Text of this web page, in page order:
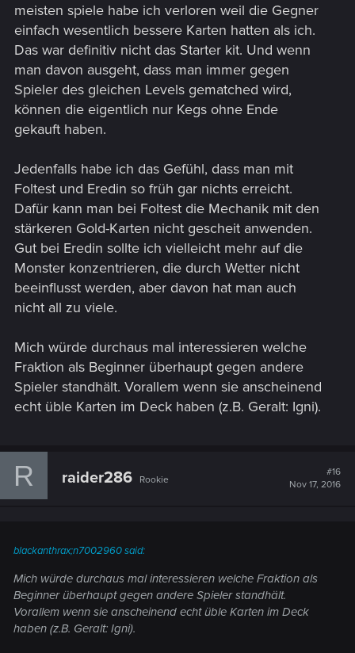
meisten spiele habe ich verloren weil die Gegner
einfach wesentlich bessere Karten hatten als ich.
Das war definitiv nicht das Starter kit. Und wenn
man davon ausgeht, dass man immer gegen
Spieler des gleichen Levels gematched wird,
können die eigentlich nur Kegs ohne Ende
gekauft haben.
Jedenfalls habe ich das Gefühl, dass man mit
Foltest und Eredin so früh gar nichts erreicht.
Dafür kann man bei Foltest die Mechanik mit den
stärkeren Gold-Karten nicht gescheit anwenden.
Gut bei Eredin sollte ich vielleicht mehr auf die
Monster konzentrieren, die durch Wetter nicht
beeinflusst werden, aber davon hat man auch
nicht all zu viele.
Mich würde durchaus mal interessieren welche
Fraktion als Beginner überhaupt gegen andere
Spieler standhält. Vorallem wenn sie anscheinend
echt üble Karten im Deck haben (z.B. Geralt: Igni).
R raider286 Rookie
#16
Nov 17, 2016
blackanthrax;n7002960 said:
Mich würde durchaus mal interessieren welche Fraktion als
Beginner überhaupt gegen andere Spieler standhält.
Vorallem wenn sie anscheinend echt üble Karten im Deck
haben (z.B. Geralt: Igni).